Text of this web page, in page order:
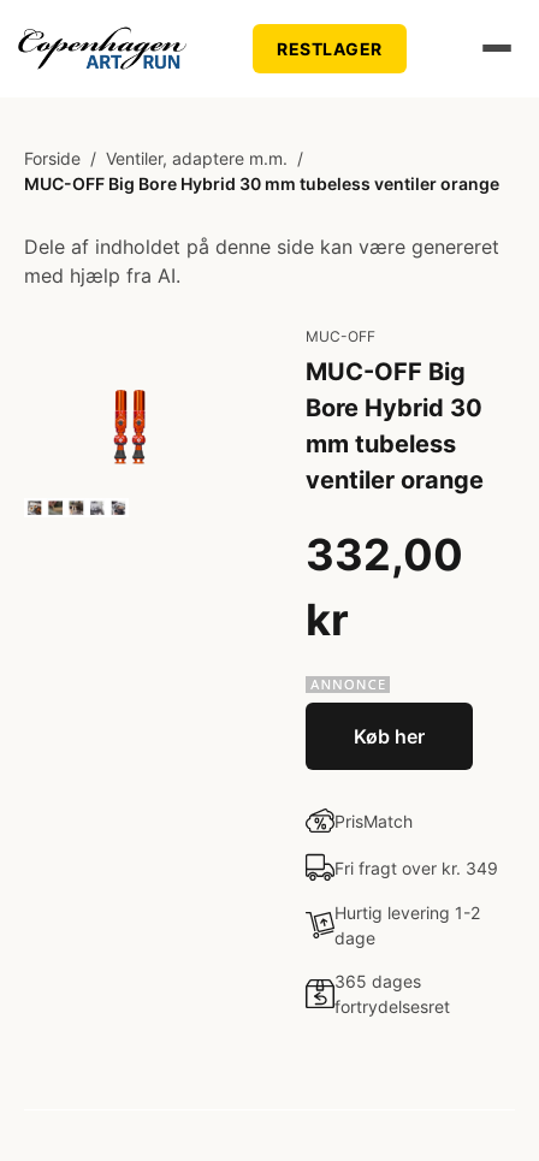
RESTLAGER
Forside / Ventiler, adaptere m.m. /
MUC-OFF Big Bore Hybrid 30 mm tubeless ventiler orange
Dele af indholdet på denne side kan være genereret
med hjælp fra AI.
MUC-OFF
MUC-OFF Big
Bore Hybrid 30
mm tubeless
ventiler orange
332,00
kr
Køb her
PrisMatch
Fri fragt over kr. 349
Hurtig levering 1-2
dage
365 dages
fortrydelsesret